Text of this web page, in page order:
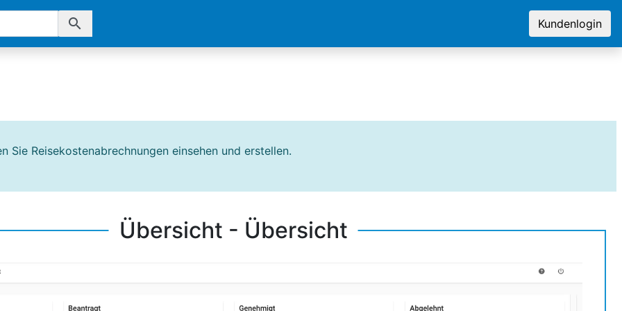
search Kundenlogin
Sie Reisekostenabrechnungen einsehen und erstellen.
Übersicht - Übersicht